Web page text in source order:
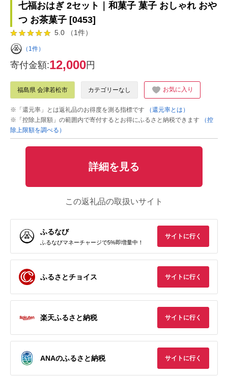
七福おはぎ 2セット｜和菓子 菓子 おしゃれ おや
つ お茶菓子 [0453]
5.0 （1件）
（1件）
寄付金額:12,000円
福島県 会津若松市 カテゴリーなし お気に入り
※「還元率」とは返礼品のお得度を測る指標です
（還元率とは）
※「控除上限額」の範囲内で寄付するとお得にふるさと納税できます
（控
除上限額を調べる）
詳細を見る
この返礼品の取扱いサイト
ふるなび
ふるなびマネーチャージで5%即増量中！
サイトに行く
ふるさとチョイス サイトに行く
楽天ふるさと納税 サイトに行く
ANAのふるさと納税 サイトに行く